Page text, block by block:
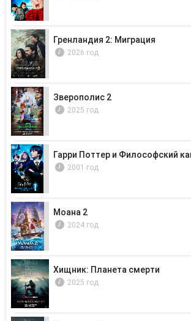
Гренландия 2: Миграция
2026 год
Зверополис 2
2025 год
Гарри Поттер и Философский
2001 год
Моана 2
2024 год
Хищник: Планета смерти
2025 год